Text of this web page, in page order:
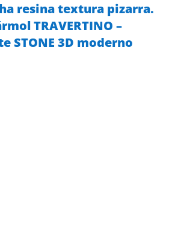
resina textura pizarra.
TRAVERTINO –
STONE 3D moderno